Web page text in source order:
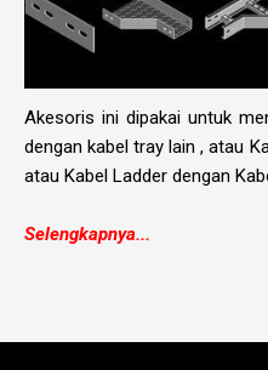
Akesoris ini dipakai untuk
dengan kabel tray lain , atau
atau Kabel Ladder dengan
Selengkapnya...